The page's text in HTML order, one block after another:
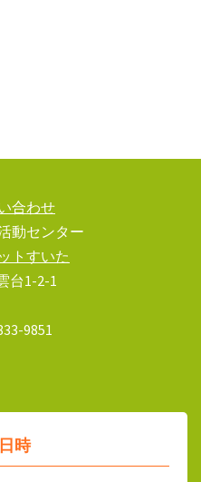
合わせ
動センター
トすいた
台1-2-1
9851
時